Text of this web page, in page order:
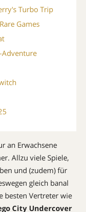
Turbo Trip
Games
an Erwachsene
Allzu viele Spiele,
und (zudem) für
gleich banal
besten Vertreter wie
City Undercover